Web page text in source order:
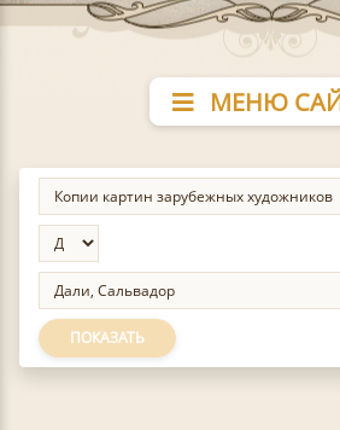
МЕНЮ
ПОКАЗАТЬ